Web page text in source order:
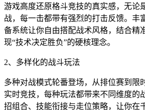
游戏高度还原格斗竞技的真实感，无论
战，每一击都带有强烈的打击反馈。丰
备系统让你自由搭配战术风格，结合精
现“技术决定胜负”的硬核理念。
2、多样化的战斗玩法
多种对战模式轮番登场，从排位赛到限
实时竞技，每种玩法都带来不同维度的
招组合、技能衔接与走位策略，让你在